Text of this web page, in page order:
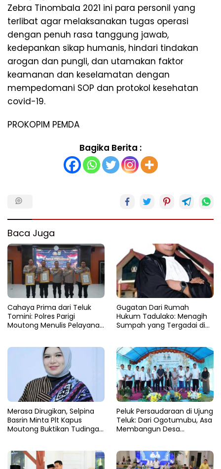
Zebra Tinombala 2021 ini para personil yang
terlibat agar melaksanakan tugas operasi
dengan penuh rasa tanggung jawab,
kedepankan sikap humanis, hindari tindakan
arogan dan pungli, dan utamakan faktor
keamanan dan keselamatan dengan
mempedomani SOP dan protokol kesehatan
covid-19.
PROKOPIM PEMDA
Bagika Berita :
Baca Juga
Cahaya Prima dari Teluk
Tomini: Polres Parigi
Moutong Menulis Pelayanan
Gugatan Dari Rumah
Hukum Tadulako: Menagih
Sumpah yang Tergadai di
Merasa Dirugikan, Selpina
Basrin Minta Plt Kapus
Moutong Buktikan Tudingan
Peluk Persaudaraan di Ujung
Teluk: Dari Ogotumubu, Asa
Membangun Desa